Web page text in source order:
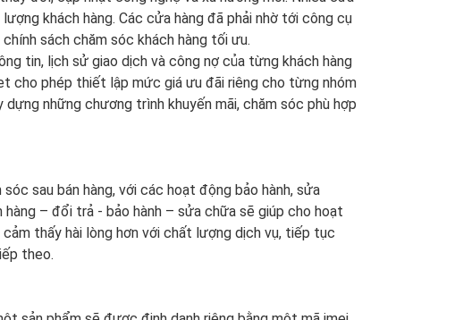
khách hàng. Các cửa hàng đã phải nhờ tới công cụ
sách chăm sóc khách hàng tối ưu.
tin, lịch sử giao dịch và công nợ của từng khách hàng
cho phép thiết lập mức giá ưu đãi riêng cho từng nhóm
những chương trình khuyến mãi, chăm sóc phù hợp
sau bán hàng, với các hoạt động bảo hành, sửa
– đổi trả - bảo hành – sửa chữa sẽ giúp cho hoạt
thấy hài lòng hơn với chất lượng dịch vụ, tiếp tục
theo.